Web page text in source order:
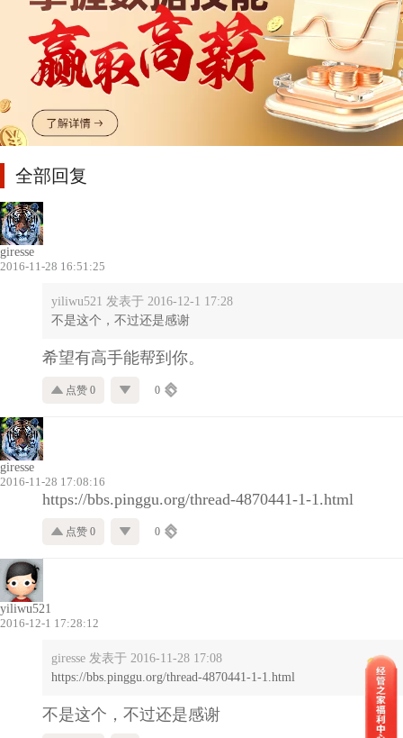
全部回复
giresse
2016-11-28 16:51:25
yiliwu521 发表于 2016-12-1 17:28
不是这个，不过还是感谢
希望有高手能帮到你。
点赞 0 0
giresse
2016-11-28 17:08:16
https://bbs.pinggu.org/thread-4870441-1-1.html
点赞 0 0
yiliwu521
2016-12-1 17:28:12
giresse 发表于 2016-11-28 17:08
https://bbs.pinggu.org/thread-4870441-1-1.html
不是这个，不过还是感谢